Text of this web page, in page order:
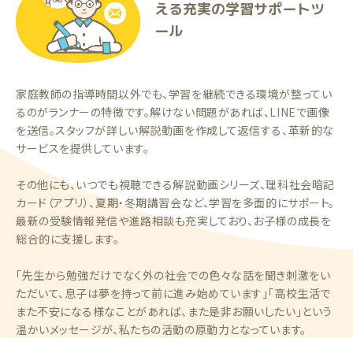
える充実の学習サポートツ
ール
家庭教師の指導時間以外でも、学習を継続できる環境が整ってい
るのがランナーの特徴です。解けない問題があれば、LINEで画像
を送信。スタッフが詳しい解説動画を作成して返信する、革新的な
サービスを提供しています。
その他にも、いつでも視聴できる解説動画シリーズ、理科社会暗記
カード（アプリ）、夏期・冬期講習会など、学習を多面的にサポート。
最新の受験情報発信や進路相談も充実しており、お子様の成長を
総合的に支援します。
「先生から勉強だけでなく外の社会での色々な話を聞き刺激をい
ただいて、息子は夢を持って前に進み始めています」「高校生活で
また不安になる様なことがあれば、また是非お願いしたい」という
温かいメッセージが、私たちの活動の原動力となっています。